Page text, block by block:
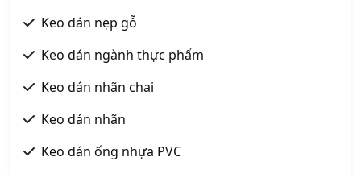
Keo dán nẹp gỗ
Keo dán ngành thực phẩm
Keo dán nhãn chai
Keo dán nhãn
Keo dán ống nhựa PVC